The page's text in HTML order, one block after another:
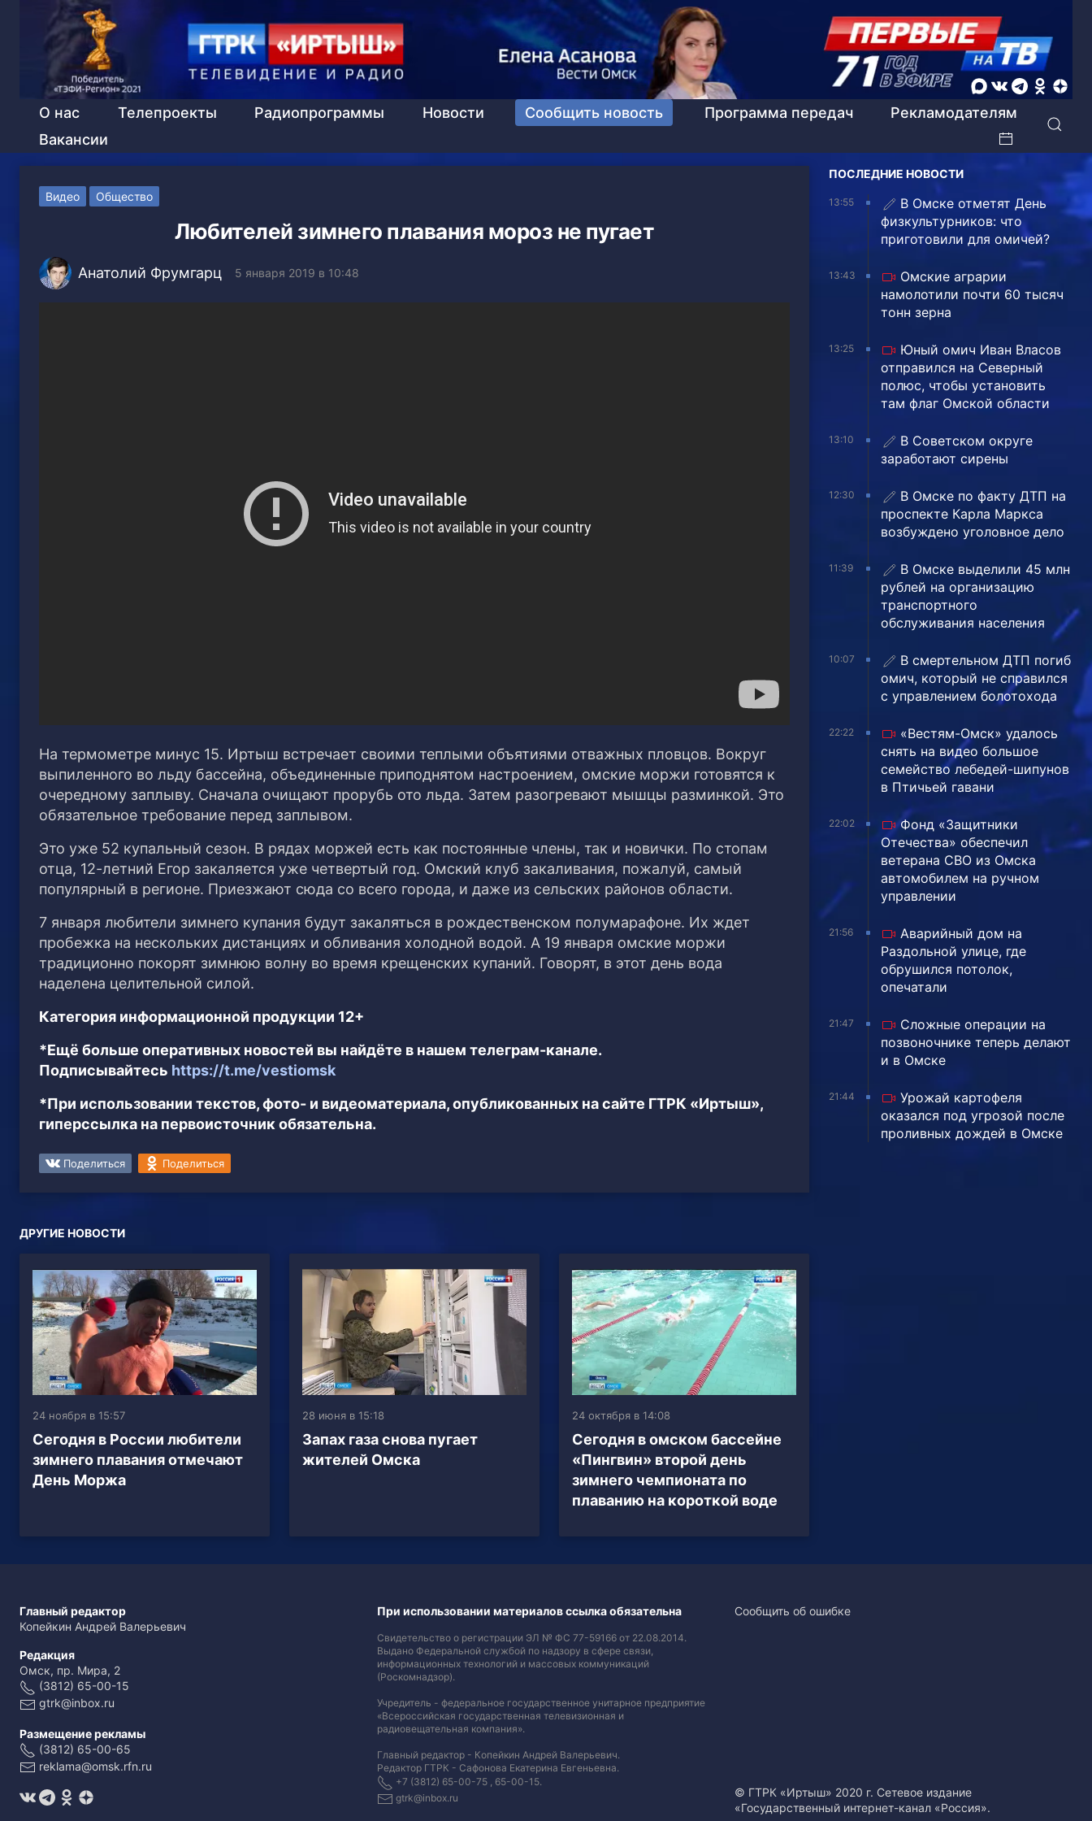
О нас Телепроекты Радиопрограммы Новости Сообщить новость Программа передач
Рекламодателям
Вакансии
Видео Общество
Любителей зимнего плавания мороз не пугает
Анатолий Фрумгарц 5 января 2019 в 10:48
На термометре минус 15. Иртыш встречает своими теплыми объятиями отважных пловцов. Вокруг
выпиленного во льду бассейна, объединенные приподнятом настроением, омские моржи готовятся к
очередному заплыву. Сначала очищают прорубь ото льда. Затем разогревают мышцы разминкой. Это
обязательное требование перед заплывом.
Это уже 52 купальный сезон. В рядах моржей есть как постоянные члены, так и новички. По стопам
отца, 12-летний Егор закаляется уже четвертый год. Омский клуб закаливания, пожалуй, самый
популярный в регионе. Приезжают сюда со всего города, и даже из сельских районов области.
7 января любители зимнего купания будут закаляться в рождественском полумарафоне. Их ждет
пробежка на нескольких дистанциях и обливания холодной водой. А 19 января омские моржи
традиционно покорят зимнюю волну во время крещенских купаний. Говорят, в этот день вода
наделена целительной силой.
Категория информационной продукции 12+
*Ещё больше оперативных новостей вы найдёте в нашем телеграм-канале.
Подписывайтесь https://t.me/vestiomsk
*При использовании текстов, фото- и видеоматериала, опубликованных на сайте ГТРК «Иртыш»,
гиперссылка на первоисточник обязательна.
Поделиться Поделиться
ДРУГИЕ НОВОСТИ
24 ноября в 15:57
Сегодня в России любители
зимнего плавания отмечают
День Моржа
28 июня в 15:18
Запах газа снова пугает
жителей Омска
24 октября в 14:08
Сегодня в омском бассейне
«Пингвин» второй день
зимнего чемпионата по
плаванию на короткой воде
ПОСЛЕДНИЕ НОВОСТИ
13:55
В Омске отметят День
физкультурников: что
приготовили для омичей?
13:43
Омские аграрии
намолотили почти 60 тысяч
тонн зерна
13:25
Юный омич Иван Власов
отправился на Северный
полюс, чтобы установить
там флаг Омской области
13:10
В Советском округе
заработают сирены
12:30
В Омске по факту ДТП на
проспекте Карла Маркса
возбуждено уголовное дело
11:39
В Омске выделили 45 млн
рублей на организацию
транспортного
обслуживания населения
10:07
В смертельном ДТП погиб
омич, который не справился
с управлением болотохода
22:22
«Вестям-Омск» удалось
снять на видео большое
семейство лебедей-шипунов
в Птичьей гавани
22:02
Фонд «Защитники
Отечества» обеспечил
ветерана СВО из Омска
автомобилем на ручном
управлении
21:56
Аварийный дом на
Раздольной улице, где
обрушился потолок,
опечатали
21:47
Сложные операции на
позвоночнике теперь делают
и в Омске
21:44
Урожай картофеля
оказался под угрозой после
проливных дождей в Омске
Главный редактор
Копейкин Андрей Валерьевич
Редакция
Омск, пр. Мира, 2
(3812) 65-00-15
gtrk@inbox.ru
Размещение рекламы
(3812) 65-00-65
reklama@omsk.rfn.ru
При использовании материалов ссылка обязательна
Свидетельство о регистрации ЭЛ № ФС 77-59166 от 22.08.2014.
Выдано Федеральной службой по надзору в сфере связи,
информационных технологий и массовых коммуникаций
(Роскомнадзор).
Учредитель - федеральное государственное унитарное предприятие
«Всероссийская государственная телевизионная и
радиовещательная компания».
Главный редактор - Копейкин Андрей Валерьевич.
Редактор ГТРК - Сафонова Екатерина Евгеньевна.
+7 (3812) 65-00-75 , 65-00-15.
gtrk@inbox.ru
Сообщить об ошибке
© ГТРК «Иртыш» 2020 г. Сетевое издание
«Государственный интернет-канал «Россия».